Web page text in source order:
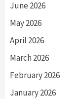
June 2026
May 2026
April 2026
March 2026
February 2026
January 2026